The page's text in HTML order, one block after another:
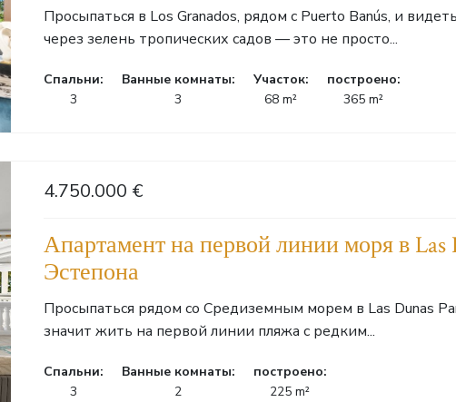
Просыпаться в Los Granados, рядом с Puerto Banús, и
через зелень тропических садов — это не просто...
Cпальни:
3
Ванные комнаты:
3
Участок:
68 m²
построено:
365 m²
4.750.000 €
Апартамент на первой линии моря в Las
Эстепона
Просыпаться рядом со Средиземным морем в Las Dunas
значит жить на первой линии пляжа с редким...
Cпальни:
3
Ванные комнаты:
2
построено:
225 m²